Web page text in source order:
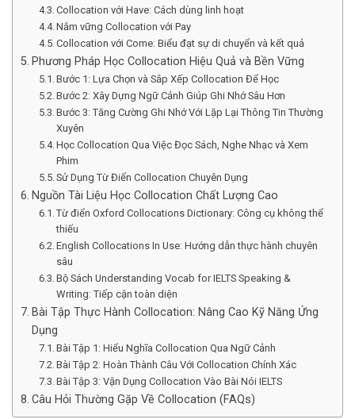
Collocation với Have: Cách dùng linh hoạt
Nắm vững Collocation với Pay
Collocation với Come: Biểu đạt sự di chuyển và kết quả
Phương Pháp Học Collocation Hiệu Quả và Bền Vững
Bước 1: Lựa Chọn và Sắp Xếp Collocation Để Học
Bước 2: Xây Dựng Ngữ Cảnh Giúp Ghi Nhớ Sâu Hơn
Bước 3: Tăng Cường Ghi Nhớ Với Lặp Lại Thông Tin Thường
Xuyên
Học Collocation Qua Việc Đọc Sách, Nghe Nhạc và Xem
Phim
Sử Dụng Từ Điển Collocation Chuyên Dụng
Nguồn Tài Liệu Học Collocation Chất Lượng Cao
Từ điển Oxford Collocations Dictionary: Công cụ không thể
thiếu
English Collocations In Use: Hướng dẫn thực hành chuyên
sâu
Bộ Sách Understanding Vocab for IELTS Speaking &
Writing: Tiếp cận toàn diện
Bài Tập Thực Hành Collocation: Nâng Cao Kỹ Năng Ứng
Dụng
Bài Tập 1: Hiểu Nghĩa Collocation Qua Ngữ Cảnh
Bài Tập 2: Hoàn Thành Câu Với Collocation Chính Xác
Bài Tập 3: Vận Dụng Collocation Vào Bài Nói IELTS
Câu Hỏi Thường Gặp Về Collocation (FAQs)